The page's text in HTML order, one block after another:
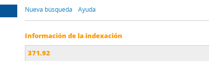
Nueva búsqueda Ayuda
Información de la indexación
371.92